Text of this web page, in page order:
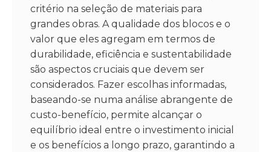
critério na seleção de materiais para
grandes obras. A qualidade dos blocos e o
valor que eles agregam em termos de
durabilidade, eficiência e sustentabilidade
são aspectos cruciais que devem ser
considerados. Fazer escolhas informadas,
baseando-se numa análise abrangente de
custo-benefício, permite alcançar o
equilíbrio ideal entre o investimento inicial
e os benefícios a longo prazo, garantindo a